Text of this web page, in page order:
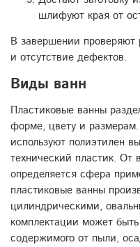
шлифуют края от
В завершении проверяют
и отсутствие дефектов.
Виды ванн
Пластиковые ванны
форме, цвету и
используют полиэтилен
технический пластик. От
определяется сфера
пластиковые ванны
цилиндрическими,
комплектации может
содержимого от пыли,